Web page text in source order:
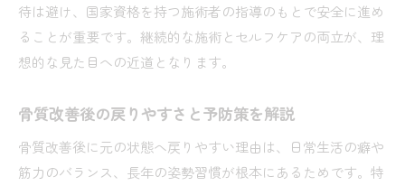
待は避け、国家資格を持つ施術者の指導のもとで安全に進め
ることが重要です。継続的な施術とセルフケアの両立が、理
想的な見た目への近道となります。
骨質改善後の戻りやすさと予防策を解説
骨質改善後に元の状態へ戻りやすい理由は、日常生活の癖や
筋力のバランス、長年の姿勢習慣が根本にあるためです。特